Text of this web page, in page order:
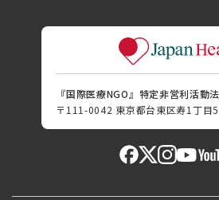
『国際医療NGO』特定非営利活動
〒111-0042 東京都台東区寿1丁目